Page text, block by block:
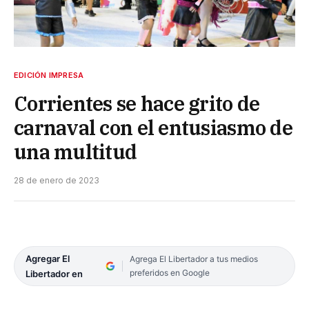
EDICIÓN IMPRESA
Corrientes se hace grito de
carnaval con el entusiasmo de
una multitud
28 de enero de 2023
Agregar El
Libertador en
Agrega El Libertador a tus medios
preferidos en Google